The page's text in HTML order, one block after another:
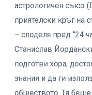
астрологичен съюз
приятелски кръг на
– споделя пред “24
Станислав
подготви хора,
знания и да ги
обществото. Тя беше